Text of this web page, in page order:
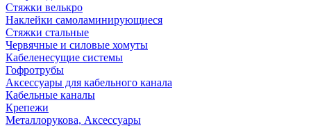
Стяжки велькро
Наклейки самоламинирующиеся
Стяжки стальные
Червячные и силовые хомуты
Кабеленесущие системы
Гофротрубы
Аксессуары для кабельного канала
Кабельные каналы
Крепежи
Металлорукова, Аксессуары